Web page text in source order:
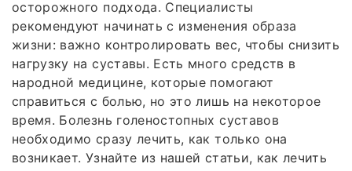
осторожного подхода. Специалисты
рекомендуют начинать с изменения образа
жизни: важно контролировать вес, чтобы снизить
нагрузку на суставы. Есть много средств в
народной медицине, которые помогают
справиться с болью, но это лишь на некоторое
время. Болезнь голеностопных суставов
необходимо сразу лечить, как только она
возникает. Узнайте из нашей статьи, как лечить